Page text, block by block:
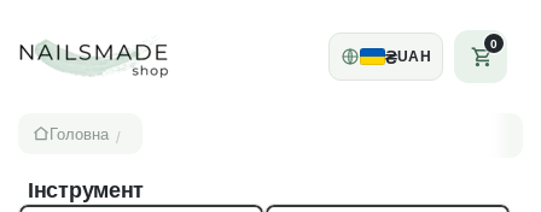
₴UAH
0
Головна /
Інструмент